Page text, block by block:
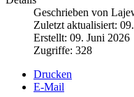
Geschrieben von
Zuletzt aktualisiert:
Erstellt: 09. Juni 2026
Zugriffe: 328
Drucken
E-Mail